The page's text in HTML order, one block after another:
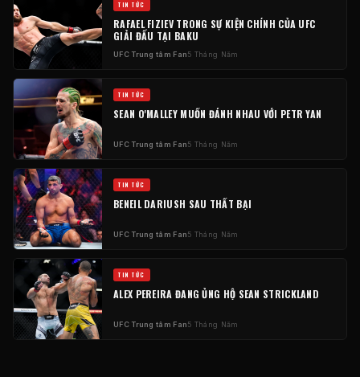
TIN TỨC
RAFAEL FIZIEV TRONG SỰ KIỆN CHÍNH CỦA UFC
GIẢI ĐẤU TẠI BAKU
UFCTrung tâm Fan5 Tháng Năm
TIN TỨC
SEAN O'MALLEY MUỐN ĐÁNH NHAU VỚI PETR YAN
UFCTrung tâm Fan5 Tháng Năm
TIN TỨC
BENEIL DARIUSH SAU THẤT BẠI
UFCTrung tâm Fan5 Tháng Năm
TIN TỨC
ALEX PEREIRA ĐANG ỦNG HỘ SEAN STRICKLAND
UFCTrung tâm Fan5 Tháng Năm